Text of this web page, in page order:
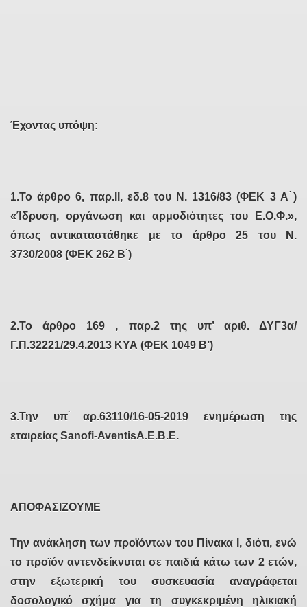
Έχοντας υπόψη:
1.Το άρθρο 6, παρ.ΙΙ, εδ.8 του Ν. 1316/83 (ΦΕΚ 3 Α ́)
«Ίδρυση, οργάνωση και αρμοδιότητες του Ε.Ο.Φ.»,
όπως αντικαταστάθηκε με το άρθρο 25 του Ν.
3730/2008 (ΦΕΚ 262 Β ́)
2.Το άρθρο 169 , παρ.2 της υπ’ αριθ. ΔΥΓ3α/
Γ.Π.32221/29.4.2013 ΚΥΑ (ΦΕΚ 1049 Β’)
3.Την υπ ́αρ.63110/16-05-2019 ενημέρωση της
εταιρείας Sanofi-AventisΑ.Ε.Β.Ε.
ΑΠΟΦΑΣΙΖΟΥΜΕ
Την ανάκληση των προϊόντων του Πίνακα Ι, διότι, ενώ
το προϊόν αντενδείκνυται σε παιδιά κάτω των 2 ετών,
στην εξωτερική του συσκευασία αναγράφεται
δοσολογικό σχήμα για τη συγκεκριμένη ηλικιακή